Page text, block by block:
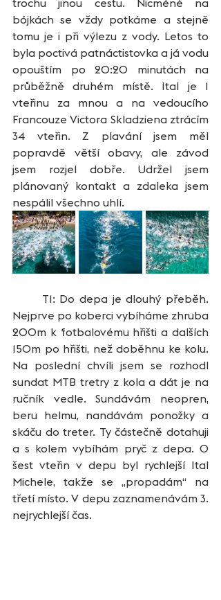
trochu jinou cestu. Nicméně na
bójkách se vždy potkáme a stejně
tomu je i při výlezu z vody. Letos to
byla poctivá patnáctistovka a já vodu
opouštím po 20:20 minutách na
průběžně druhém místě. Ital je 1
vteřinu za mnou a na vedoucího
Francouze Victora Skladziena ztrácím
34 vteřin. Z plavání jsem měl
popravdě větší obavy, ale závod
jsem rozjel dobře. Udržel jsem
plánovaný kontakt a zdaleka jsem
nespálil všechno uhlí.
Nejprve po koberci vybíháme zhruba
200m k fotbalovému hřišti a dalších
150m po hřišti, než doběhnu ke kolu.
Na poslední chvíli jsem se rozhodl
sundat MTB tretry z kola a dát je na
ručník vedle. Sundávám neopren,
beru helmu, nandávám ponožky a
skáču do treter. Ty částečně dotahuji
a s kolem vybíhám pryč z depa. O
šest vteřin v depu byl rychlejší Ital
Michele, takže se „propadám“ na
třetí místo. V depu zaznamenávám 3.
nejrychlejší čas.